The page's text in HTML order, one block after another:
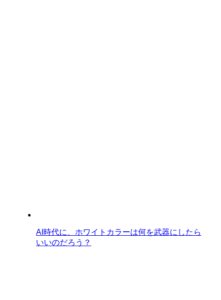
AI時代に、ホワイトカラーは何を武器にしたら
いいのだろう？